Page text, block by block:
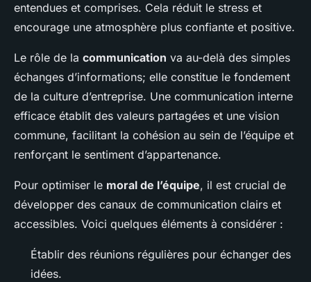
entendues et comprises. Cela réduit le stress et
encourage une atmosphère plus confiante et positive.
Le rôle de la communication va au-delà des simples
échanges d’informations; elle constitue le fondement
de la culture d’entreprise. Une communication interne
efficace établit des valeurs partagées et une vision
commune, facilitant la cohésion au sein de l’équipe et
renforçant le sentiment d’appartenance.
Pour optimiser le moral de l’équipe, il est crucial de
développer des canaux de communication clairs et
accessibles. Voici quelques éléments à considérer :
Établir des réunions régulières pour échanger des
idées.